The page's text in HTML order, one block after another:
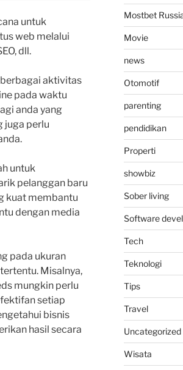
untuk
web melalui
dll.
aktivitas
pada waktu
anda yang
juga perlu
untuk
pelanggan baru
kuat membantu
dengan media
pada ukuran
Misalnya,
mungkin perlu
setiap
bisnis
hasil secara
Mostbet
Movie
news
Otomotif
parenting
pendidikan
Properti
showbiz
Sober living
Software
Tech
Teknologi
Tips
Travel
Uncategorized
Wisata